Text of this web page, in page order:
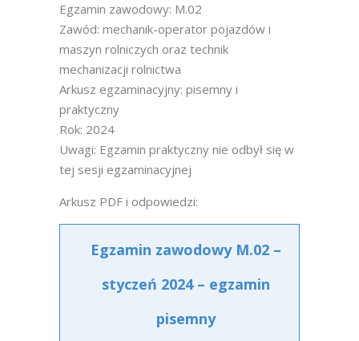
Egzamin zawodowy: M.02
Zawód: mechanik-operator pojazdów i
maszyn rolniczych oraz technik
mechanizacji rolnictwa
Arkusz egzaminacyjny: pisemny i
praktyczny
Rok: 2024
Uwagi: Egzamin praktyczny nie odbył się w
tej sesji egzaminacyjnej
Arkusz PDF i odpowiedzi:
Egzamin zawodowy M.02 –
styczeń 2024 – egzamin
pisemny